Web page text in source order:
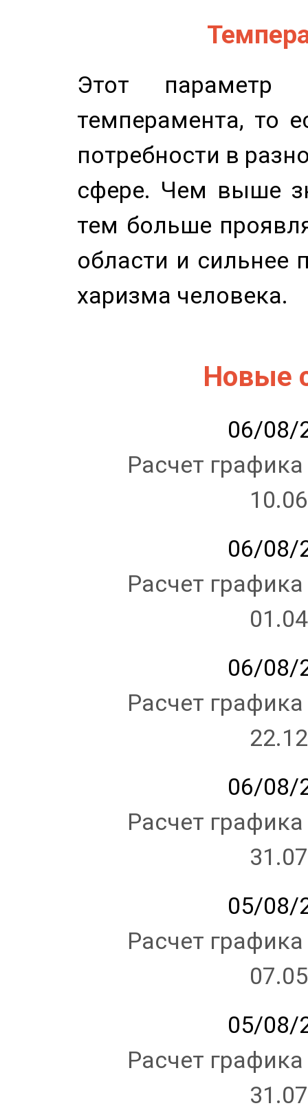
Этот параметр
темперамента, то
потребности в
сфере. Чем выше
тем больше
области и сильнее
харизма человека.
Новые
06/08/
Расчет
06/08/
Расчет
06/08/
Расчет
06/08/
Расчет
05/08/
Расчет
05/08/
Расчет